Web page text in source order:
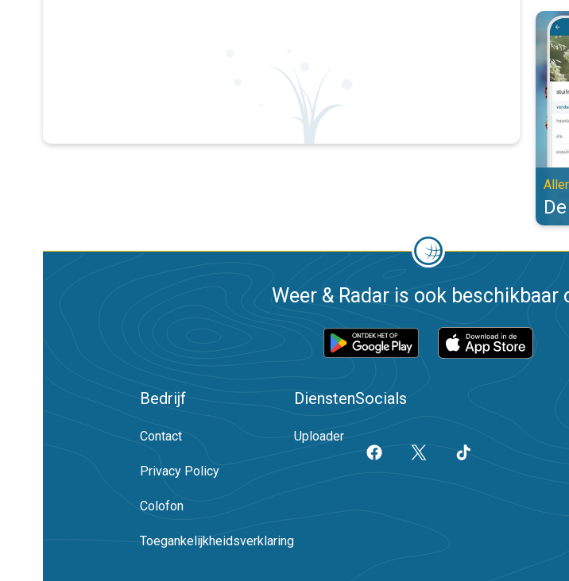
De
Weer & Radar is ook beschikbaar
Bedrijf
Contact
Privacy Policy
Colofon
Toegankelijkheidsverklaring
Diensten
Uploader
Socials